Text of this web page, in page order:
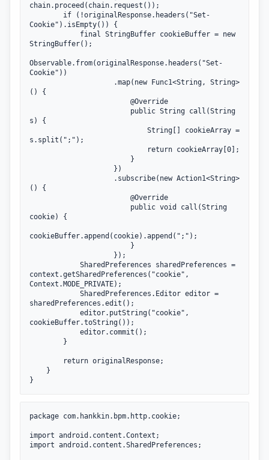
chain.proceed(chain.request());
if (!originalResponse.headers( "Set-
Cookie" ).isEmpty()) {
final
StringBuffer cookieBuffer = new
StringBuffer();
Observable.from(originalResponse.headers( "Set-
Cookie" ))
                    .map(
new Func1<String, String>
() {
@Override
public String call (String
s) {
s.split( ";" );
return cookieArray[0];
                    .subscribe(
new Action1<String>
() {
@Override
public void call (String
cookie) {
cookieBuffer.append(cookie).append( ";" );
context.getSharedPreferences( "cookie" ,
Context.MODE_PRIVATE);
sharedPreferences.edit();
            editor.putString(
"cookie" ,
cookieBuffer.toString());
return originalResponse;
}
package com.hankkin.bpm.http.cookie;
import
import android.content.SharedPreferences;